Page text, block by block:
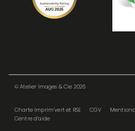
© Atelier Images & Cie 2026
Charte Imprim’vert et RSE CGV
Centre d’aide